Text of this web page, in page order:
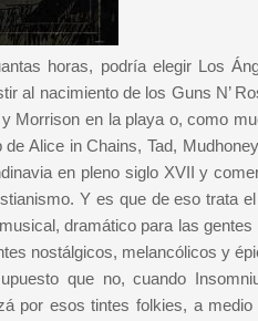
horas, podría elegir Los
al nacimiento de los Guns N’
Morrison en la playa o, como
Alice in Chains, Tad,
en pleno siglo XVII y
Y es que de eso trata
dramático para las gentes
nostálgicos, melancólicos y
que no, cuando
por esos tintes folkies, a